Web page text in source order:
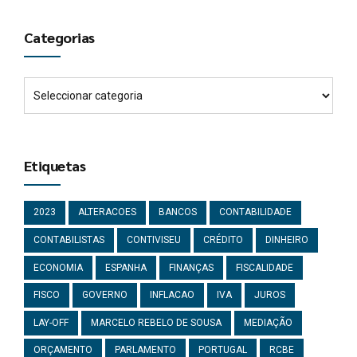
Categorias
Etiquetas
2023 ALTERACOES BANCOS CONTABILIDADE
CONTABILISTAS CONTIVISEU CRÉDITO DINHEIRO
ECONOMIA ESPANHA FINANÇAS FISCALIDADE
FISCO GOVERNO INFLACAO IVA JUROS
LAY-OFF MARCELO REBELO DE SOUSA MEDIAÇÃO
ORÇAMENTO PARLAMENTO PORTUGAL RCBE